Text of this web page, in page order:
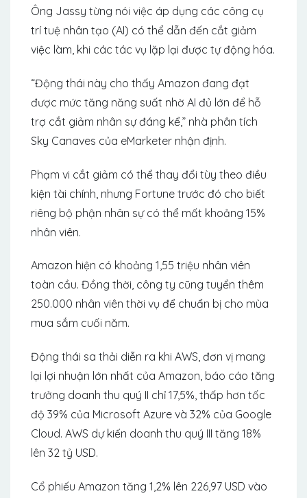
Ông Jassy từng nói việc áp dụng các công cụ
trí tuệ nhân tạo (AI) có thể dẫn đến cắt giảm
việc làm, khi các tác vụ lặp lại được tự động hóa.
“Động thái này cho thấy Amazon đang đạt
được mức tăng năng suất nhờ AI đủ lớn để hỗ
trợ cắt giảm nhân sự đáng kể,” nhà phân tích
Sky Canaves của eMarketer nhận định.
Phạm vi cắt giảm có thể thay đổi tùy theo điều
kiện tài chính, nhưng Fortune trước đó cho biết
riêng bộ phận nhân sự có thể mất khoảng 15%
nhân viên.
Amazon hiện có khoảng 1,55 triệu nhân viên
toàn cầu. Đồng thời, công ty cũng tuyển thêm
250.000 nhân viên thời vụ để chuẩn bị cho mùa
mua sắm cuối năm.
Động thái sa thải diễn ra khi AWS, đơn vị mang
lại lợi nhuận lớn nhất của Amazon, báo cáo tăng
trưởng doanh thu quý II chỉ 17,5%, thấp hơn tốc
độ 39% của Microsoft Azure và 32% của Google
Cloud. AWS dự kiến doanh thu quý III tăng 18%
lên 32 tỷ USD.
Cổ phiếu Amazon tăng 1,2% lên 226,97 USD vào